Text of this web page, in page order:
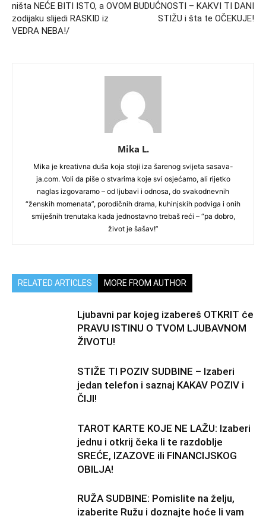
ništa NEĆE BITI ISTO, a OVOM
zodijaku slijedi RASKID iz
VEDRA NEBA!/
BUDUĆNOSTI – KAKVI TI DANI
STIŽU i šta te OČEKUJE!
Mika L.
Mika je kreativna duša koja stoji iza šarenog svijeta sasava-
ja.com. Voli da piše o stvarima koje svi osjećamo, ali rijetko
naglas izgovaramo – od ljubavi i odnosa, do svakodnevnih
“ženskih momenata”, porodičnih drama, kuhinjskih podviga i onih
smiješnih trenutaka kada jednostavno trebaš reći – “pa dobro,
život je šašav!”
RELATED ARTICLES MORE FROM AUTHOR
Ljubavni par kojeg izabereš OTKRIT će
PRAVU ISTINU O TVOM LJUBAVNOM
ŽIVOTU!
STIŽE TI POZIV SUDBINE – Izaberi
jedan telefon i saznaj KAKAV POZIV i
ČIJI!
TAROT KARTE KOJE NE LAŽU: Izaberi
jednu i otkrij čeka li te razdoblje
SREĆE, IZAZOVE ili FINANCIJSKOG
OBILJA!
RUŽA SUDBINE: Pomislite na želju,
izaberite Ružu i doznajte hoće li vam